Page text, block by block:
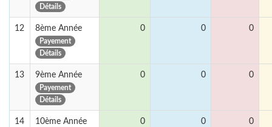
Détails
12 8ème Année
Payement
Détails
0 0 0
13 9ème Année
Payement
Détails
0 0 0
14 10ème Année 0 0 0